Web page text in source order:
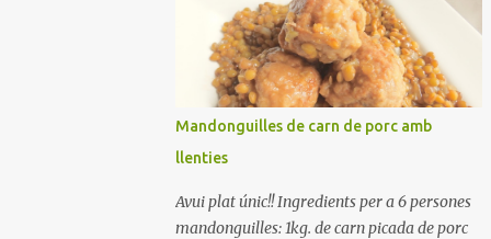
Renteu els pebrots i talleu-los a trossets.
Renteu les tomates i talleu-les a octaus.
Talleu les olives a rodanxes. Una hora abans
de portar a la taula, poseu els cigrons, ben
escorreguts, en un bol, amb la resta
d'ingredients: les tomates, el pebrot, la ceba,
(escorreguda), les olives i la tonyina
esmicolada. Amaniu amb sal i oli... bon
profit!!
Mandonguilles de carn de porc amb
llenties
Avui plat únic!! Ingredients per a 6 persones
mandonguilles: 1kg. de carn picada de porc